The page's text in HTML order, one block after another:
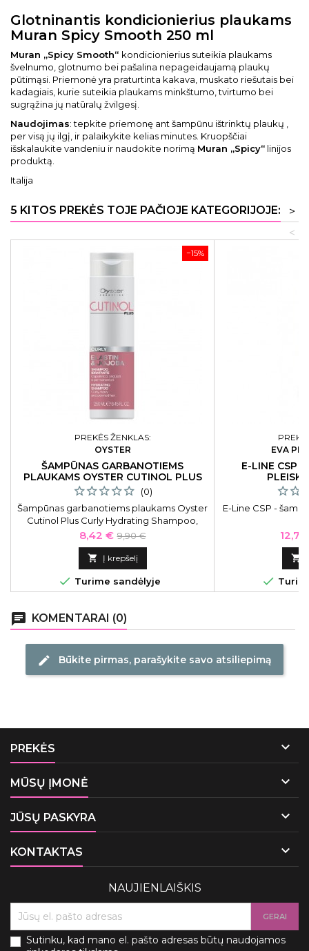
Glotninantis kondicionierius plaukams
Muran Spicy Smooth 250 ml
Muran „Spicy Smooth“ kondicionierius suteikia plaukams
švelnumo, glotnumo bei pašalina nepageidaujamą plaukų
pūtimąsi. Priemonė yra praturtinta kakava, muskato riešutais bei
kadagiais, kurie suteikia plaukams minkštumo, tvirtumo bei
sugrąžina jų natūralų žvilgesį.
Naudojimas: tepkite priemonę ant šampūnu ištrinktų plaukų ,
per visą jų ilgį, ir palaikykite kelias minutes. Kruopščiai
išskalaukite vandeniu ir naudokite norimą Muran „Spicy“ linijos
produktą.
Italija
5 KITOS PREKĖS TOJE PAČIOJE KATEGORIJOJE:
>
<
−15%
PREKĖS ŽENKLAS:
OYSTER
ŠAMPŪNAS GARBANOTIEMS
PLAUKAMS OYSTER CUTINOL PLUS
CURLY 250 ML
(0)
Šampūnas garbanotiems plaukams Oyster
Cutinol Plus Curly Hydrating Shampoo,
skirtas besiveliantiems plaukams
OYSH05250321, 250 ml
Kaina
8,42 € Bazinė
kaina
9,90 €
 Į krepšelį
 Turime sandėlyje
EVA
E-LINE CSP -
E-Line CSP -
Kaina


chat KOMENTARAI (0)
edit Būkite pirmas, parašykite savo atsiliepimą
PREKĖS 
MŪSŲ ĮMONĖ 
JŪSŲ PASKYRA 
KONTAKTAS 
NAUJIENLAIŠKIS
Sutinku, kad mano el. pašto adresas būtų naudojamos